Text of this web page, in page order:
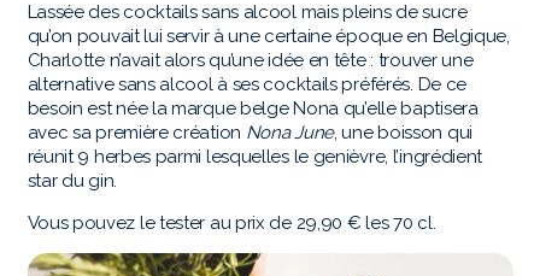
Lassée des cocktails sans alcool mais pleins de sucre
qu’on pouvait lui servir à une certaine époque en Belgique,
Charlotte n’avait alors qu’une idée en tête : trouver une
alternative sans alcool à ses cocktails préférés. De ce
besoin est née la marque belge Nona qu’elle baptisera
avec sa première création Nona June, une boisson qui
réunit 9 herbes parmi lesquelles le genièvre, l’ingrédient
star du gin.
Vous pouvez le tester au prix de 29,90 € les 70 cl.